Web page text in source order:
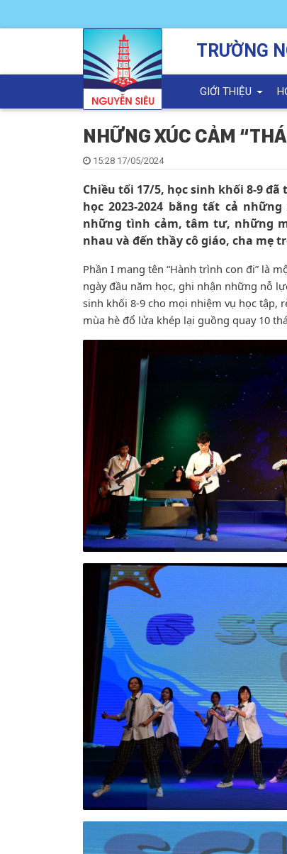
TRƯỜNG
GIỚI THIỆU
NHỮNG XÚC CẢM
15:28 17/05/2024
Chiều tối 17/5, học sinh khối 8-9
học 2023-2024 bằng tất cả
những tình cảm, tâm tư, những
nhau và đến thầy cô giáo, cha mẹ
Phần I mang tên “Hành trình con đi” là
ngày đầu năm học, ghi nhận những nỗ
sinh khối 8-9 cho mọi nhiệm vụ học tập,
mùa hè đổ lửa khép lại guồng quay 10